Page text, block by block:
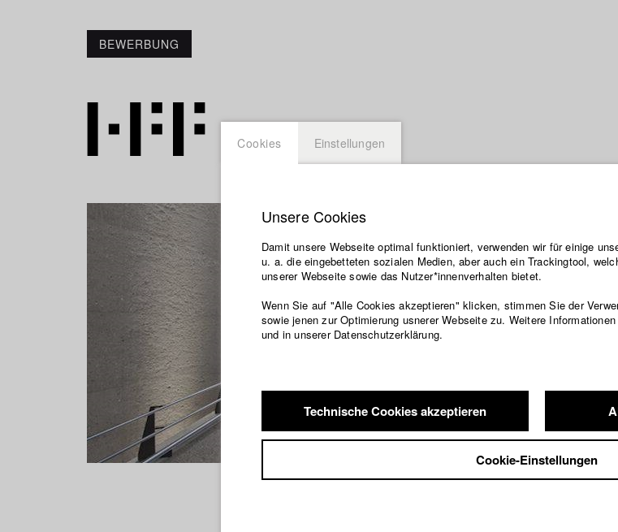
BEWERBUNG
Studierende / Alumni
a b c d e f g h i j k l m n o p q r s t u v w x
Cookies Einstellungen
Unsere Cookies
Damit unsere Webseite optimal funktioniert, verwenden wir für einige
u. a. die eingebetteten sozialen Medien, aber auch ein Trackingtool,
unserer Webseite sowie das Nutzer*innenverhalten bietet.
Wenn Sie auf "Alle Cookies akzeptieren" klicken, stimmen Sie der
sowie jenen zur Optimierung usnerer Webseite zu. Weitere
und in unserer Datenschutzerklärung.
Technische Cookies akzeptieren
Cookie-Einstellungen